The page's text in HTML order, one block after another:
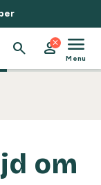
routes,
search person
close menu
Menu
om